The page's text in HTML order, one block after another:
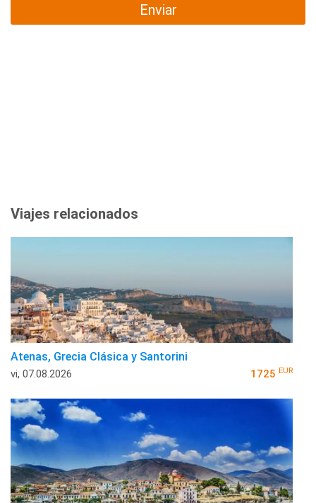
Enviar
Viajes relacionados
Atenas, Grecia Clásica y Santorini
vi, 07.08.2026 1725 EUR